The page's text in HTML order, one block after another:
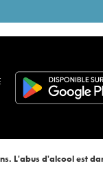
L'abus d'alcool est